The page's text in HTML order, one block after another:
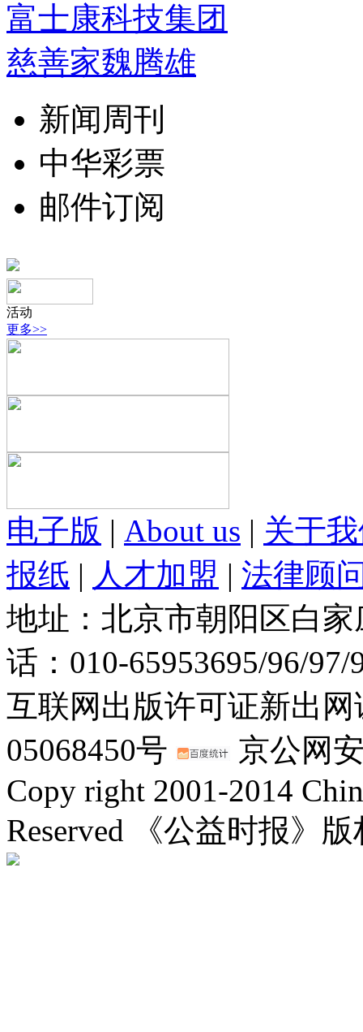
富士康科技集团
慈善家魏腾雄
新闻周刊
中华彩票
邮件订阅
活动
更多>>
电子版 | About us | 关于
报纸 | 人才加盟 | 法律顾
地址：北京市朝阳区白
话：010-65953695/96/
互联网出版许可证新出
05068450号
京公网
Copy right 2001-2014
Reserved 《公益时报》